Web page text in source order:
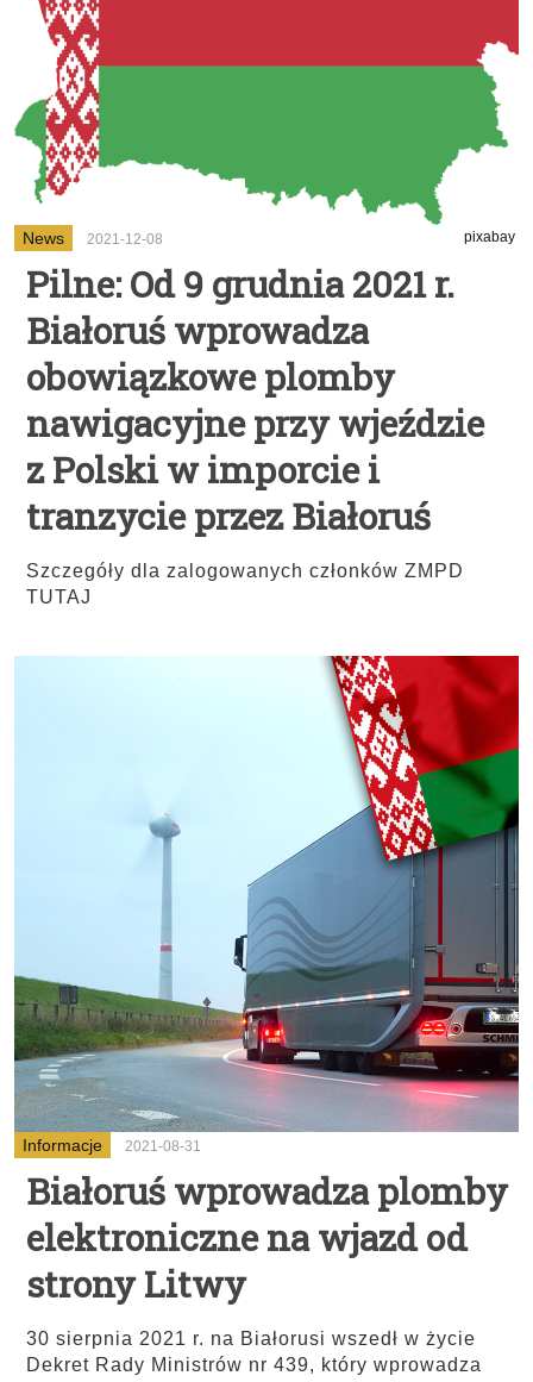
News 2021-12-08 pixabay
Pilne: Od 9 grudnia 2021 r.
Białoruś wprowadza
obowiązkowe plomby
nawigacyjne przy wjeździe
z Polski w imporcie i
tranzycie przez Białoruś
Szczegóły dla zalogowanych członków ZMPD
TUTAJ
Informacje 2021-08-31
Białoruś wprowadza plomby
elektroniczne na wjazd od
strony Litwy
30 sierpnia 2021 r. na Białorusi wszedł w życie
Dekret Rady Ministrów nr 439, który wprowadza